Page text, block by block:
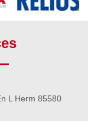
L Herm 85580